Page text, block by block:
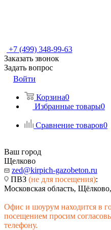
+7 (499) 348-99-63
Заказать звонок
Задать вопрос
Войти
Корзина0
Избранные товары0
Сравнение товаров0
Ваш город
Щелково
zed@kirpich-gazobeton.ru
ПВЗ (не для посещения):
Московская область,
Офис и шоурум находится в
посещением просим
телефону.